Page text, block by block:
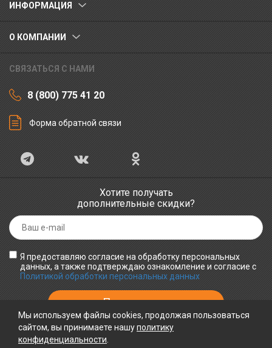
ИНФОРМАЦИЯ
О КОМПАНИИ
СВЯЗАТЬСЯ С НАМИ
8 (800) 775 41 20
Форма обратной связи
Хотите получать
дополнительные скидки?
Я предоставляю согласие на обработку персональных
данных, а также подтверждаю ознакомление и согласие с
Политикой обработки персональных данных
ПРИНИМАЕМ К ОПЛАТЕ
Мы используем файлы cookies, продолжая пользоваться
сайтом, вы принимаете нашуполитику
конфиденциальности